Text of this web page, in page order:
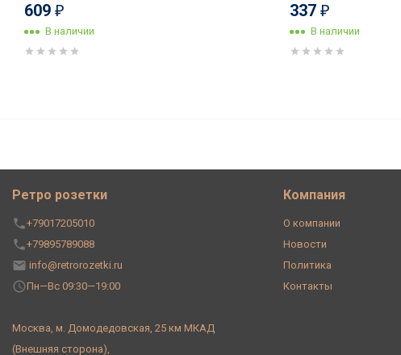
609 ₽
В наличии
337 ₽
В наличии
Ретро розетки
+79017205010
+79895789088
info@retrorozetki.ru
Пн—Вс 09:30—19:00
Москва, м. Домодедовская, 25 км МКАД
(Внешняя сторона),
Компания
О компании
Новости
Политика
Контакты